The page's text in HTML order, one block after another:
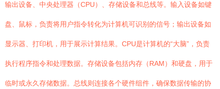
输出设备、中央处理器（CPU）、存储设备和总线等。输入设备如键
盘、鼠标，负责将用户指令转化为计算机可识别的信号；输出设备如
显示器、打印机，用于展示计算结果。CPU是计算机的“大脑”，负责
执行程序指令和处理数据。存储设备包括内存（RAM）和硬盘，用于
临时或永久存储数据。总线则连接各个硬件组件，确保数据传输的协